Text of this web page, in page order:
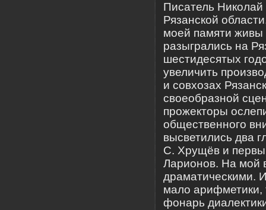
Писатель
Рязанской
моей памяти живы
разыгрались на
шестидесятых
увеличить
и совхозах
своеобразной
прожекторы
общественного
высветились два
С. Хрущёв и
Ларионов. На мой
драматическими.
мало арифметики,
фонарь